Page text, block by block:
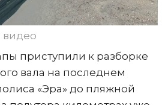
видео
приступили к разборке
вала на последнем
«Эра» до пляжной